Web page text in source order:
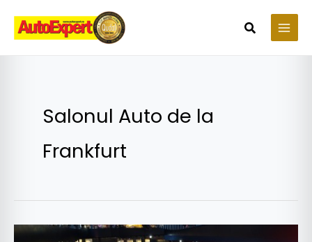
content
Search
Salonul Auto de la
Frankfurt
Avanpremieră